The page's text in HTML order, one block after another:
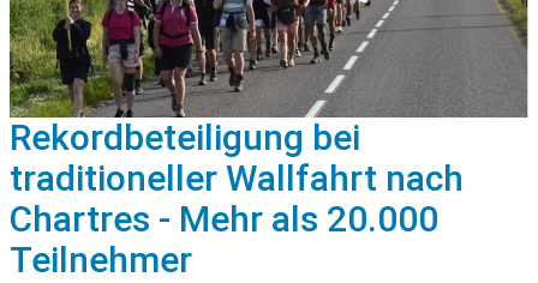
Rekordbeteiligung bei
traditioneller Wallfahrt nach
Chartres - Mehr als 20.000
Teilnehmer